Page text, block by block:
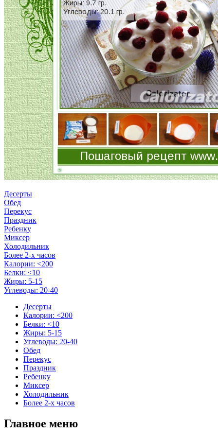
Десерты
Обед
Перекус
Праздник
Ребенку
Миксер
Холодильник
Более 2-х часов
Калории: <200
Белки: <10
Жиры: 5-15
Углеводы: 20-40
Десерты
Калории: <200
Белки: <10
Жиры: 5-15
Углеводы: 20-40
Обед
Перекус
Праздник
Ребенку
Миксер
Холодильник
Более 2-х часов
Главное меню